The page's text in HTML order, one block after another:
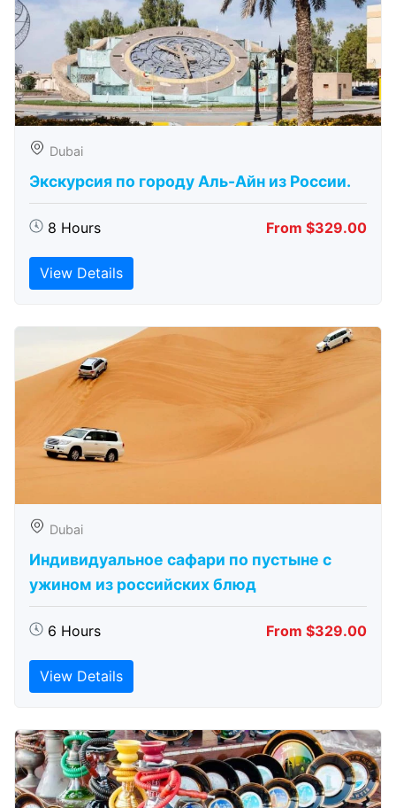
Dubai
Экскурсия по городу Аль-Айн из России.
8 Hours From $329.00
View Details
Dubai
Индивидуальное сафари по пустыне с
ужином из российских блюд
6 Hours From $329.00
View Details